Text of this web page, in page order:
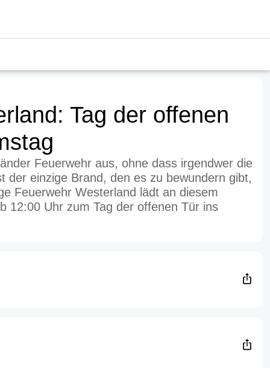
Tag der offenen
Feuerwehr aus, ohne dass irgendwer die
der einzige Brand, den es zu bewundern gibt,
Feuerwehr Westerland lädt an diesem
12:00 Uhr zum Tag der offenen Tür ins